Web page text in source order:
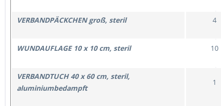
VERBANDPÄCKCHEN groß, steril 4
WUNDAUFLAGE 10 x 10 cm, steril 10
VERBANDTUCH 40 x 60 cm, steril,
aluminiumbedampft
1